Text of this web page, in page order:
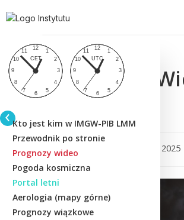
Kto jest kim w IMGW-PIB LMM
Przewodnik po stronie
Prognozy wideo
Pogoda kosmiczna
Portal letni
Aerologia (mapy górne)
Prognozy wiązkowe
Chmura?
(Quiz 3)
3 lutego 2025